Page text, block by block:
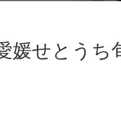
媛せとうち